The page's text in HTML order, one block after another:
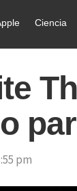
Ciencia
pm